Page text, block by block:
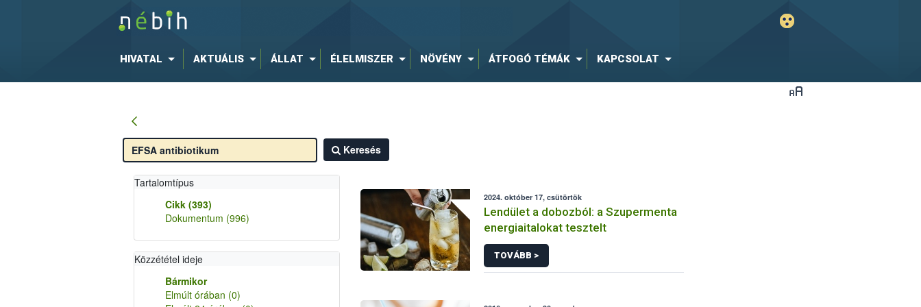
HIVATAL AKTUÁLIS ÁLLAT ÉLELMISZER NÖVÉNY ÁTFOGÓ TÉMÁK KAPCSOLAT
Keresés
Tartalomtípus
Cikk (393)
Dokumentum (996)
Közzététel ideje
Bármikor
Elmúlt órában (0)
2024. október 17, csütörtök
Lendület a dobozból: a Szupermenta
energiaitalokat tesztelt
TOVÁBB >